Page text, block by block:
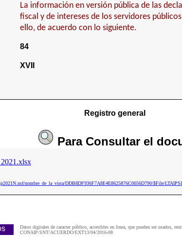
La información en versión pública de las
fiscal y de intereses de los servidores
ello, de acuerdo con lo siguiente.
84
XVII
Registro general
Para Consultarel
nombre_de_la_vista/DDB8DF936F7A8E4E8625876C0056D790/$File/
Datos digitales de caracter público, accesibles en linea, que pueden ser usados,
CONAIP/SNT/ACUERDO/EXT13/04/2016-08